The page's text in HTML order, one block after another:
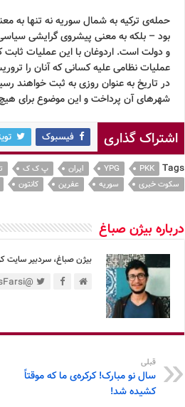
حمله‌ی ترکیه به شمال سوریه نه تنها به
بود – بلکه به معنی پیشروی گرایشی
و دولت است. اردوغان با این عملیات
عملیات نظامی علیه کسانی که آنان را
در تاریخ به عنوان روزی به ثبت خواهند
شهرهای آن پرداخت و این موضوع برای
اشتراک گذاری فیسبوک
Tags
PKK
YPG ایران پ ک ک
سکوت خبری
سوریه عفرین کانتون
درباره بیژن صباغ
بیژن صباغ، سردبیر سایت
@ChronosFarsi
قبلی
سال نو مبارک! کرکره‌ی ما که موقتاً
کشیده شد!